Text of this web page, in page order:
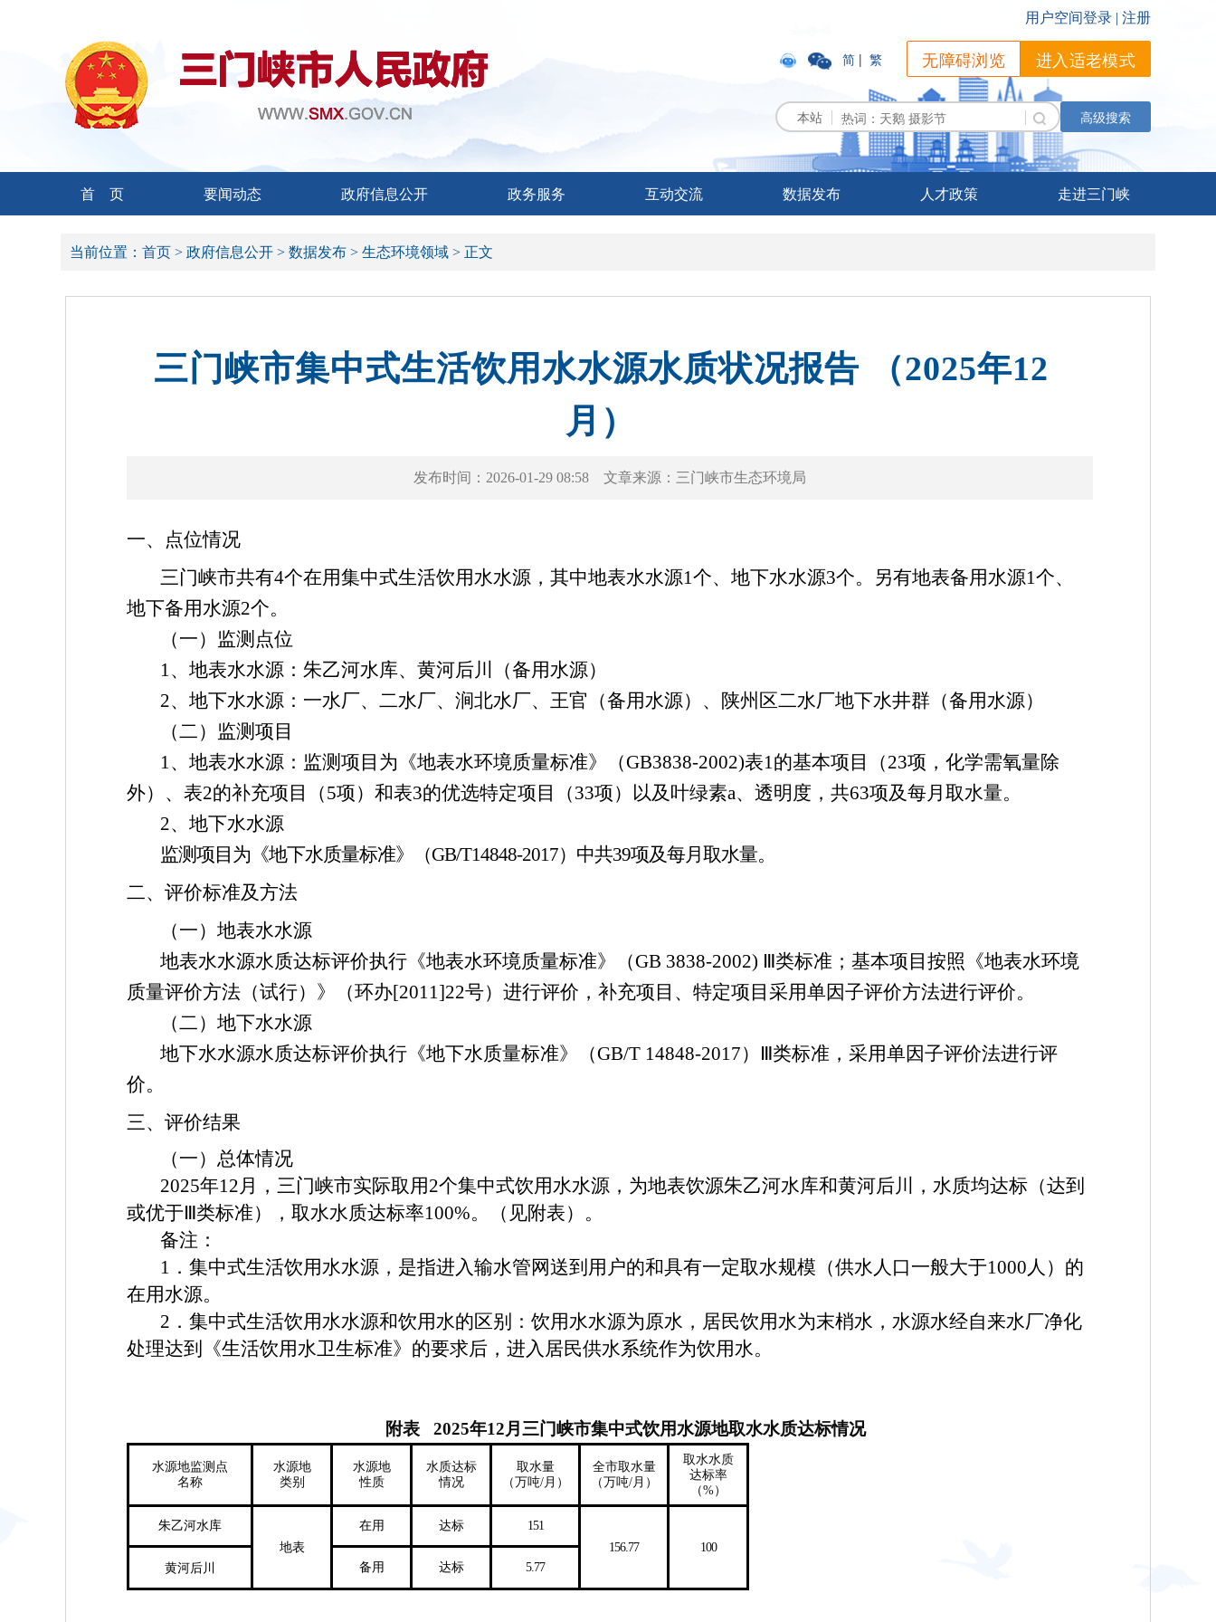
简 | 繁 无障碍浏览 进入适老模式
本站 高级搜索
首 页 要闻动态 政府信息公开 政务服务 互动交流 数据发布 人才政策 走进三门峡
当前位置： 首页 > 政府信息公开 > 数据发布 > 生态环境领域 > 正文
三门峡市集中式生活饮用水水源水质状况报告 （2025年12
月）
发布时间： 2026-01-29 08:58 文章来源： 三门峡市生态环境局
一、点位情况
三门峡市共有4个在用集中式生活饮用水水源，其中地表水水源1个、地下水水源3个。另有地表备用水源1个、
地下备用水源2个。
（一）监测点位
1、地表水水源：朱乙河水库、黄河后川（备用水源）
2、地下水水源：一水厂、二水厂、涧北水厂、王官（备用水源）、陕州区二水厂地下水井群（备用水源）
（二）监测项目
1、地表水水源：监测项目为《地表水环境质量标准》（GB3838-2002)表1的基本项目（23项，化学需氧量除
外）、表2的补充项目（5项）和表3的优选特定项目（33项）以及叶绿素a、透明度，共63项及每月取水量。
2、地下水水源
监测项目为《地下水质量标准》（GB/T14848-2017）中共39项及每月取水量。
二、评价标准及方法
（一）地表水水源
地表水水源水质达标评价执行《地表水环境质量标准》（GB 3838-2002) Ⅲ类标准；基本项目按照《地表水环境
质量评价方法（试行）》（环办[2011]22号）进行评价，补充项目、特定项目采用单因子评价方法进行评价。
（二）地下水水源
地下水水源水质达标评价执行《地下水质量标准》（GB/T 14848-2017）Ⅲ类标准，采用单因子评价法进行评
价。
三、评价结果
（一）总体情况
2025年12月，三门峡市实际取用2个集中式饮用水水源，为地表饮源朱乙河水库和黄河后川，水质均达标（达到
或优于Ⅲ类标准），取水水质达标率100%。（见附表）。
备注：
1．集中式生活饮用水水源，是指进入输水管网送到用户的和具有一定取水规模（供水人口一般大于1000人）的
在用水源。
2．集中式生活饮用水水源和饮用水的区别：饮用水水源为原水，居民饮用水为末梢水，水源水经自来水厂净化
处理达到《生活饮用水卫生标准》的要求后，进入居民供水系统作为饮用水。
附表 2025年12月三门峡市集中式饮用水源地取水水质达标情况
水源地监测点
名称
水源地
类别
水源地
性质
水质达标
情况
取水量
（万吨/月）
全市取水量
（万吨/月）
取水水质
达标率
（%）
朱乙河水库
地表
在用 达标
151
156.77
100
黄河后川
备用 达标 5.77